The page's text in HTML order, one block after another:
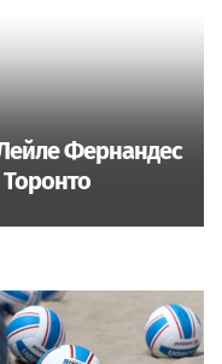
Фернандес
Торонто